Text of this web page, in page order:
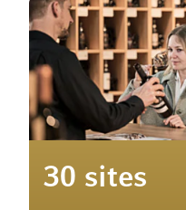
30 sites